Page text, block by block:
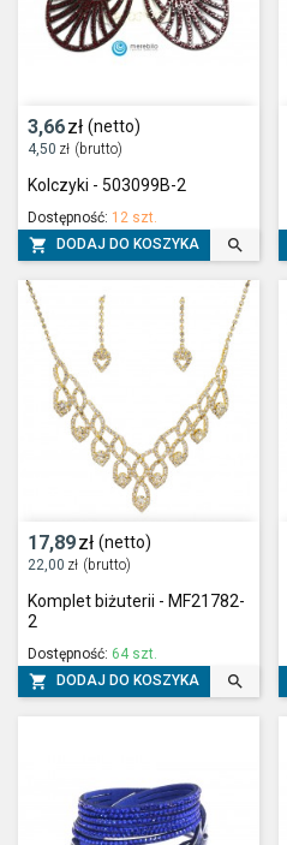
3,66zł (netto)
4,50 zł (brutto)
Kolczyki - 503099B-2
Dostępność: 12 szt.
 DODAJ DO KOSZYKA 
17,89zł (netto)
22,00 zł (brutto)
Komplet biżuterii - MF21782-
2
Dostępność: 64 szt.
 DODAJ DO KOSZYKA 